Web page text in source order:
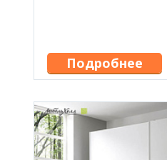
Подробнее